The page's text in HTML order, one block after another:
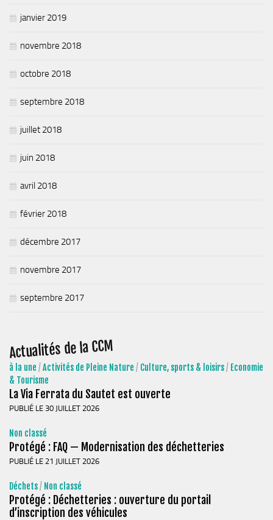
janvier 2019
novembre 2018
octobre 2018
septembre 2018
juillet 2018
juin 2018
avril 2018
février 2018
décembre 2017
novembre 2017
septembre 2017
Actualités de la CCM
à la une /Activités de Pleine Nature / Culture, sports & loisirs/ Economie
& Tourisme
La Via Ferrata du Sautet est ouverte
PUBLIÉ LE 30 JUILLET 2026
Non classé
Protégé : FAQ — Modernisation des déchetteries
PUBLIÉ LE 21 JUILLET 2026
Déchets/ Non classé
Protégé : Déchetteries : ouverture du portail
d’inscription des véhicules